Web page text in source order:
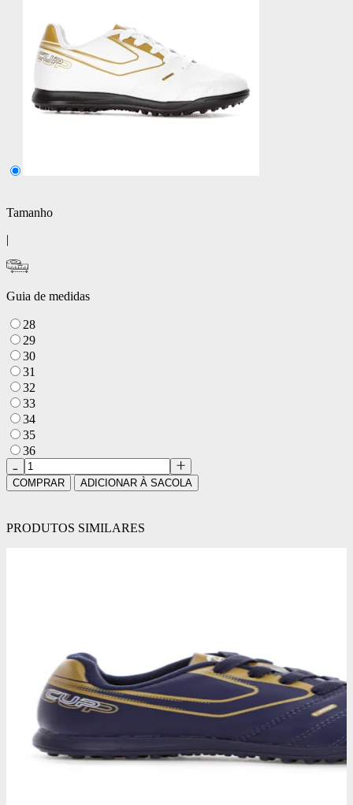
Tamanho
|
Guia de medidas
28
29
30
31
32
33
34
35
36
COMPRAR ADICIONAR À SACOLA
PRODUTOS SIMILARES